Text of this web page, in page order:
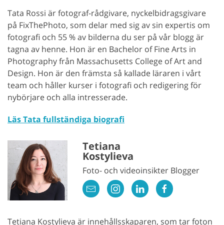
Tata Rossi är fotograf-rådgivare, nyckelbidragsgivare
på FixThePhoto, som delar med sig av sin expertis om
fotografi och 55 % av bilderna du ser på vår blogg är
tagna av henne. Hon är en Bachelor of Fine Arts in
Photography från Massachusetts College of Art and
Design. Hon är den främsta så kallade läraren i vårt
team och håller kurser i fotografi och redigering för
nybörjare och alla intresserade.
Läs Tata fullständiga biografi
Tetiana
Kostylieva
Foto- och videoinsikter Blogger
Tetiana Kostylieva är innehållsskaparen, som tar foton